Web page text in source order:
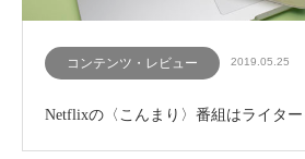
コンテンツ・レビュー 2019.05.25
Netflixの〈こんまり〉番組はライタ